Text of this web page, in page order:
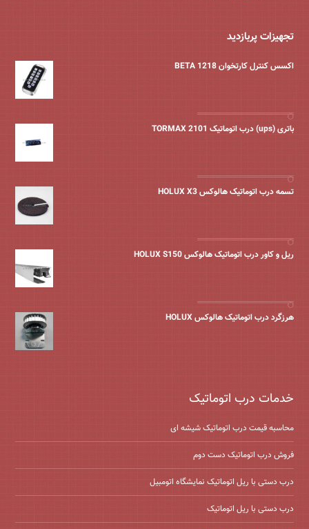
تجهیزات پربازدید
اکسس کنترل کارتخوان BETA 1218
باتری (ups) درب اتوماتیک TORMAX 2101
تسمه درب اتوماتیک هالوکس HOLUX X3
ریل و کاور درب اتوماتیک هالوکس HOLUX S150
هرزگرد درب اتوماتیک هالوکس HOLUX
خدمات درب اتوماتیک
محاسبه قیمت درب اتوماتیک شیشه ‌ای
فروش درب اتوماتیک دست دوم
درب دستی با ریل اتوماتیک نمایشگاه اتومبیل
درب دستی با ریل اتوماتیک